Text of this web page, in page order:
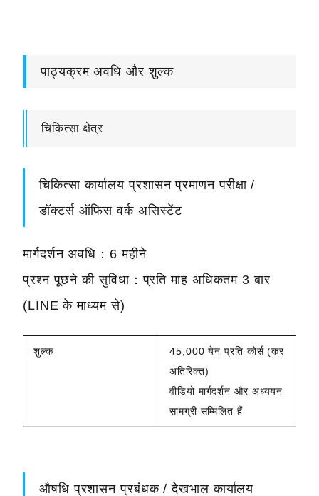
पाठ्यक्रम अवधि और शुल्क
चिकित्सा क्षेत्र
चिकित्सा कार्यालय प्रशासन प्रमाणन परीक्षा /
डॉक्टर्स ऑफिस वर्क असिस्टेंट
मार्गदर्शन अवधि：6 महीने
प्रश्न पूछने की सुविधा：प्रति माह अधिकतम 3 बार
(LINE के माध्यम से)
शुल्क
45,000 येन प्रति कोर्स (कर
अतिरिक्त)
वीडियो मार्गदर्शन और अध्ययन
सामग्री सम्मिलित हैं
औषधि प्रशासन प्रबंधक / देखभाल कार्यालय